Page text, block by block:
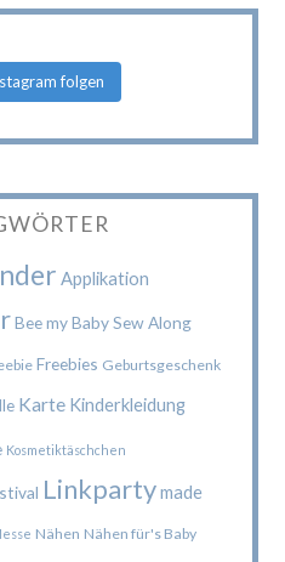
folgen
Applikation
Bee my Baby Sew Along
Freebies Geburtsgeschenk
Karte Kinderkleidung
Kosmetiktäschchen
Linkpartymade
Nähen Nähen für's Baby